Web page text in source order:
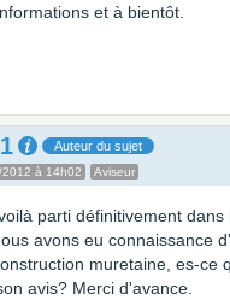
et à bientôt.
Auteur du sujet
à 14h02 Aviseur
parti définitivement
avons eu connaissance
muretaine, es-ce
avis? Merci d'avance.